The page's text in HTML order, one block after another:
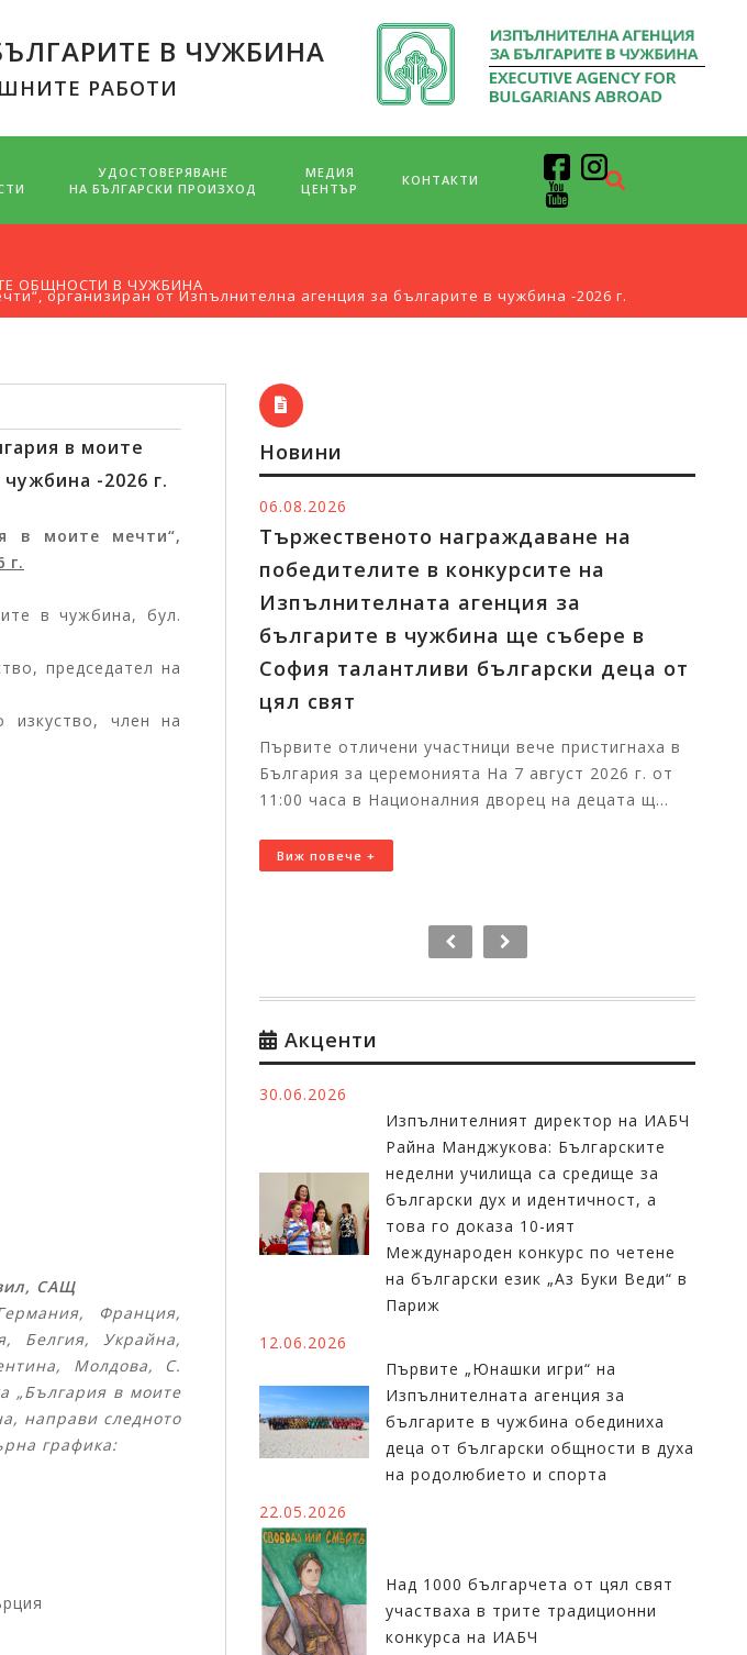
В ЧУЖБИНА
РАБОТИ
УДОСТОВЕРЯВАНЕ
НА БЪЛГАРСКИ ПРОИЗХОД
МЕДИЯ
ЦЕНТЪР
КОНТАКТИ
ОБЩНОСТИ В ЧУЖБИНА
организиран от Изпълнителна агенция за българите в чужбина -2026 г.
в моите
-2026 г.
в моите мечти“,
г.
в чужбина, бул.
председател на
изкуство, член на
САЩ
Франция,
Белгия, Украйна,
Молдова, С.
„България в моите
направи следното
графика:
Новини
на
на
агенция за
български деца от
На 7 август 2026 г. от
05.08.2026
Изпълнителният директор на ИАБЧ
Райна Манджукова: Културното
наследство ни обогатява и сближава
Изложбата Традиционна риза с алтица: истории
от фолклорното наследство, върнато към живот
, представяща съвременни бесарабски...
Виж повече +
Акценти
30.06.2026
Изпълнителният директор на ИАБЧ
Райна Манджукова: Българските
неделни училища са средище за
български дух и идентичност, а
това го доказа 10-ият
Международен конкурс по четене
на български език „Аз Буки Веди“ в
Париж
12.06.2026
Първите „Юнашки игри“ на
Изпълнителната агенция за
българите в чужбина обединиха
деца от български общности в духа
на родолюбието и спорта
22.05.2026
Над 1000 българчета от цял свят
участваха в трите традиционни
конкурса на ИАБЧ